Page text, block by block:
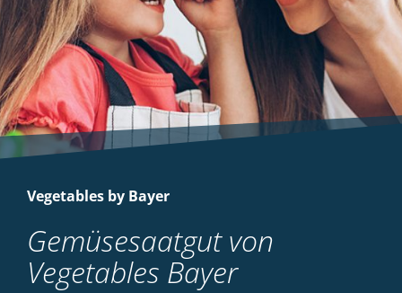
Vegetables by Bayer
Gemüsesaatgut von
Vegetables Bayer